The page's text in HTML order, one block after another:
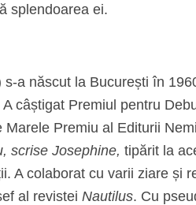
splendoarea ei.
a născut la București în
A câștigat Premiul pentru
Premiu al Editurii
scrise Josephine, tipărit la
A colaborat cu varii ziare și
al revistei Nautilus. Cu